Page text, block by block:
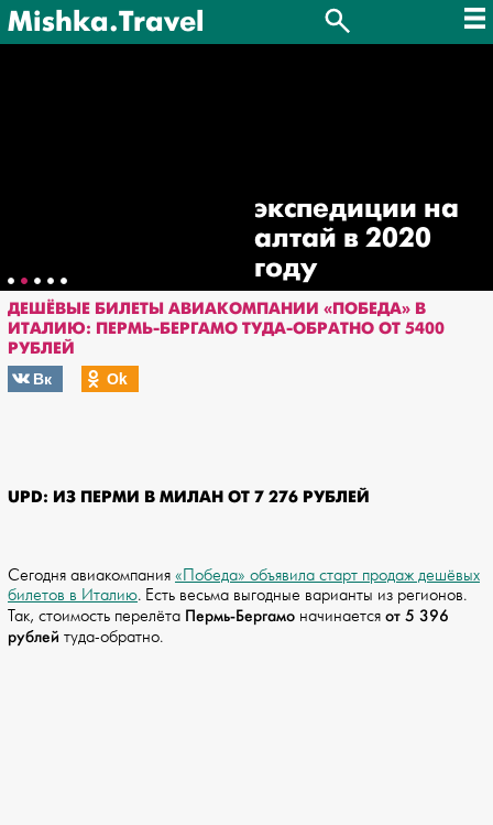
Mishka.Travel
экспедиции на
алтай в 2020
году
ДЕШЁВЫЕ БИЛЕТЫ АВИАКОМПАНИИ «ПОБЕДА» В
ИТАЛИЮ: ПЕРМЬ-БЕРГАМО ТУДА-ОБРАТНО ОТ 5400
РУБЛЕЙ
Вк
Оk
UPD: ИЗ ПЕРМИ В МИЛАН ОТ 7 276 РУБЛЕЙ
Сегодня авиакомпания «Победа» объявила старт продаж дешёвых
билетов в Италию. Есть весьма выгодные варианты из регионов.
Так, стоимость перелёта Пермь-Бергамо начинается от 5 396
рублей туда-обратно.